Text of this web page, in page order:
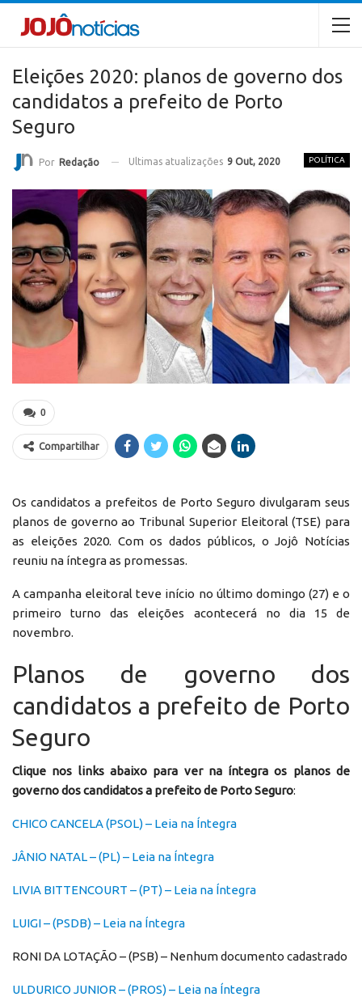
Eleições 2020: planos de governo dos
candidatos a prefeito de Porto
Seguro
POLÍTICA
Por Redação Ultimas atualizações 9 Out, 2020
0
Compartilhar
Os candidatos a prefeitos de Porto Seguro divulgaram seus
planos de governo ao Tribunal Superior Eleitoral (TSE) para
as eleições 2020. Com os dados públicos, o Jojô Notícias
reuniu na íntegra as promessas.
A campanha eleitoral teve início no último domingo (27) e o
primeiro turno das eleições acontecerá no dia 15 de
novembro.
Planos de governo dos
candidatos a prefeito de Porto
Seguro
Clique nos links abaixo para ver na íntegra os planos de
governo dos candidatos a prefeito de Porto Seguro:
CHICO CANCELA (PSOL) – Leia na Íntegra
JÂNIO NATAL – (PL) – Leia na Íntegra
LIVIA BITTENCOURT – (PT) – Leia na Íntegra
LUIGI – (PSDB) – Leia na Íntegra
RONI DA LOTAÇÃO – (PSB) – Nenhum documento cadastrado
ULDURICO JUNIOR – (PROS) – Leia na Íntegra